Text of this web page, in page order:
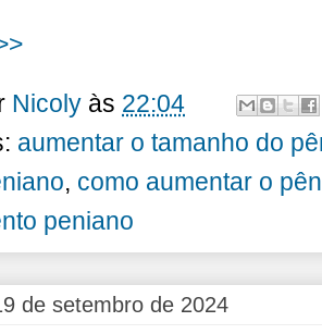
Nicoly às 22:04
aumentar o tamanho do
, como aumentar o
peniano
de setembro de 2024